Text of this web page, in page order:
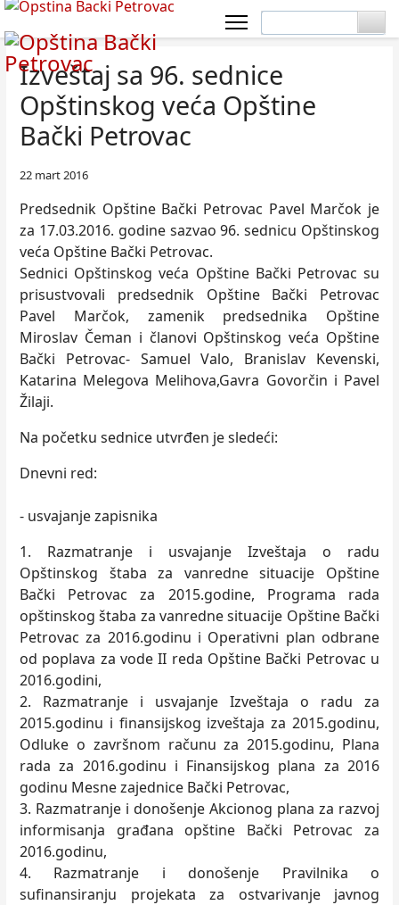
Izveštaj sa 96. sednice
Opštinskog veća Opštine
Bački Petrovac
22 mart 2016
Predsednik Opštine Bački Petrovac Pavel Marčok je
za 17.03.2016. godine sazvao 96. sednicu Opštinskog
veća Opštine Bački Petrovac.
Sednici Opštinskog veća Opštine Bački Petrovac su
prisustvovali predsednik Opštine Bački Petrovac
Pavel Marčok, zamenik predsednika Opštine
Miroslav Čeman i članovi Opštinskog veća Opštine
Bački Petrovac- Samuel Valo, Branislav Kevenski,
Katarina Melegova Melihova,Gavra Govorčin i Pavel
Žilaji.
Na početku sednice utvrđen je sledeći:
Dnevni red:
- usvajanje zapisnika
1. Razmatranje i usvajanje Izveštaja o radu
Opštinskog štaba za vanredne situacije Opštine
Bački Petrovac za 2015.godine, Programa rada
opštinskog štaba za vanredne situacije Opštine Bački
Petrovac za 2016.godinu i Operativni plan odbrane
od poplava za vode II reda Opštine Bački Petrovac u
2016.godini,
2. Razmatranje i usvajanje Izveštaja o radu za
2015.godinu i finansijskog izveštaja za 2015.godinu,
Odluke o završnom računu za 2015.godinu, Plana
rada za 2016.godinu i Finansijskog plana za 2016
godinu Mesne zajednice Bački Petrovac,
3. Razmatranje i donošenje Akcionog plana za razvoj
informisanja građana opštine Bački Petrovac za
2016.godinu,
4. Razmatranje i donošenje Pravilnika o
sufinansiranju projekata za ostvarivanje javnog